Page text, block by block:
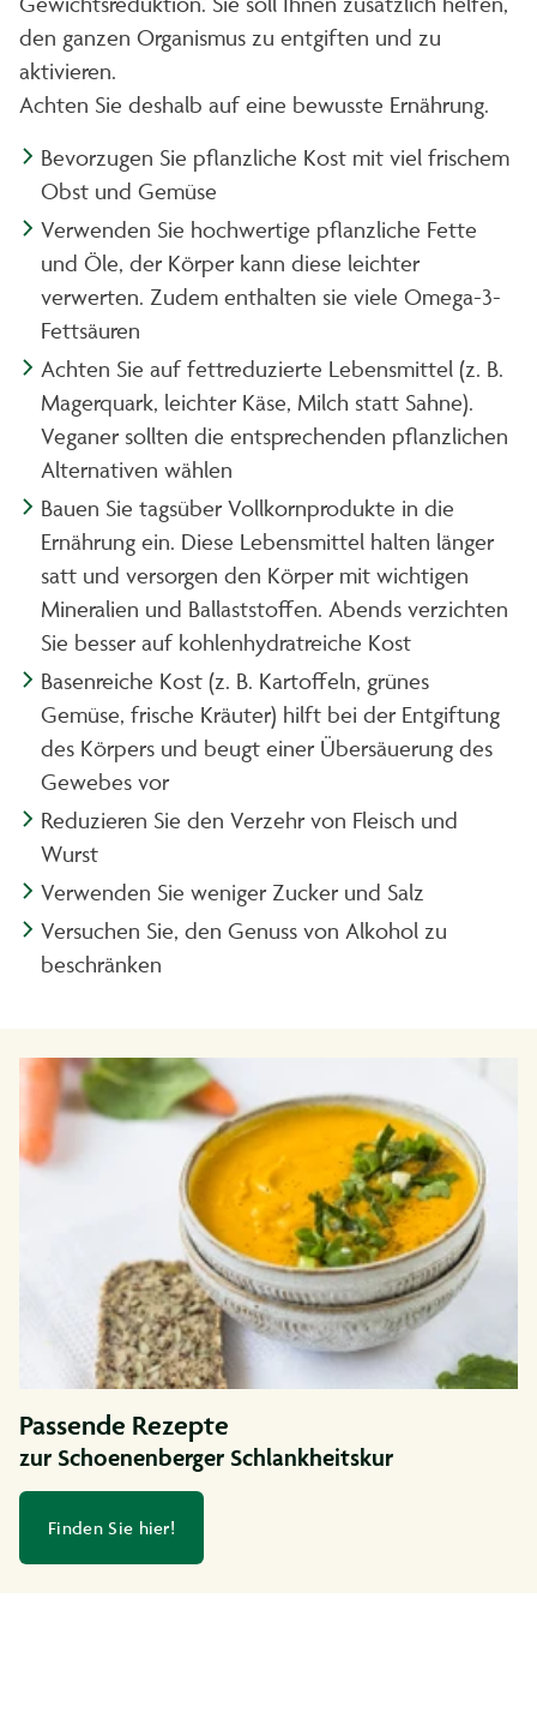
den ganzen Organismus zu entgiften und zu
aktivieren.
Achten Sie deshalb auf eine bewusste Ernährung.
Bevorzugen Sie pflanzliche Kost mit viel frischem
Obst und Gemüse
Verwenden Sie hochwertige pflanzliche Fette
und Öle, der Körper kann diese leichter
verwerten. Zudem enthalten sie viele Omega-3-
Fettsäuren
Achten Sie auf fettreduzierte Lebensmittel (z. B.
Magerquark, leichter Käse, Milch statt Sahne).
Veganer sollten die entsprechenden pflanzlichen
Alternativen wählen
Bauen Sie tagsüber Vollkornprodukte in die
Ernährung ein. Diese Lebensmittel halten länger
satt und versorgen den Körper mit wichtigen
Mineralien und Ballaststoffen. Abends verzichten
Sie besser auf kohlenhydratreiche Kost
Basenreiche Kost (z. B. Kartoffeln, grünes
Gemüse, frische Kräuter) hilft bei der Entgiftung
des Körpers und beugt einer Übersäuerung des
Gewebes vor
Reduzieren Sie den Verzehr von Fleisch und
Wurst
Verwenden Sie weniger Zucker und Salz
Versuchen Sie, den Genuss von Alkohol zu
beschränken
Passende Rezepte
zur Schoenenberger Schlankheitskur
Finden Sie hier!